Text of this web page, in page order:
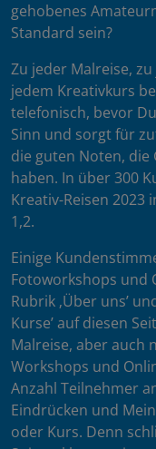
gehobenes
Standard sein?
Zu jeder Malreise,
jedem Kreativkurs
telefonisch, bevor
Sinn und sorgt für
die guten Noten, die
haben. In über 300
Kreativ-Reisen
1,2.
Einige
Fotoworkshops und
Rubrik ‚Über uns’
Kurse’ auf diesen
Malreise, aber auch
Workshops und
Anzahl Teilnehmer
Eindrücken und
oder Kurs. Denn